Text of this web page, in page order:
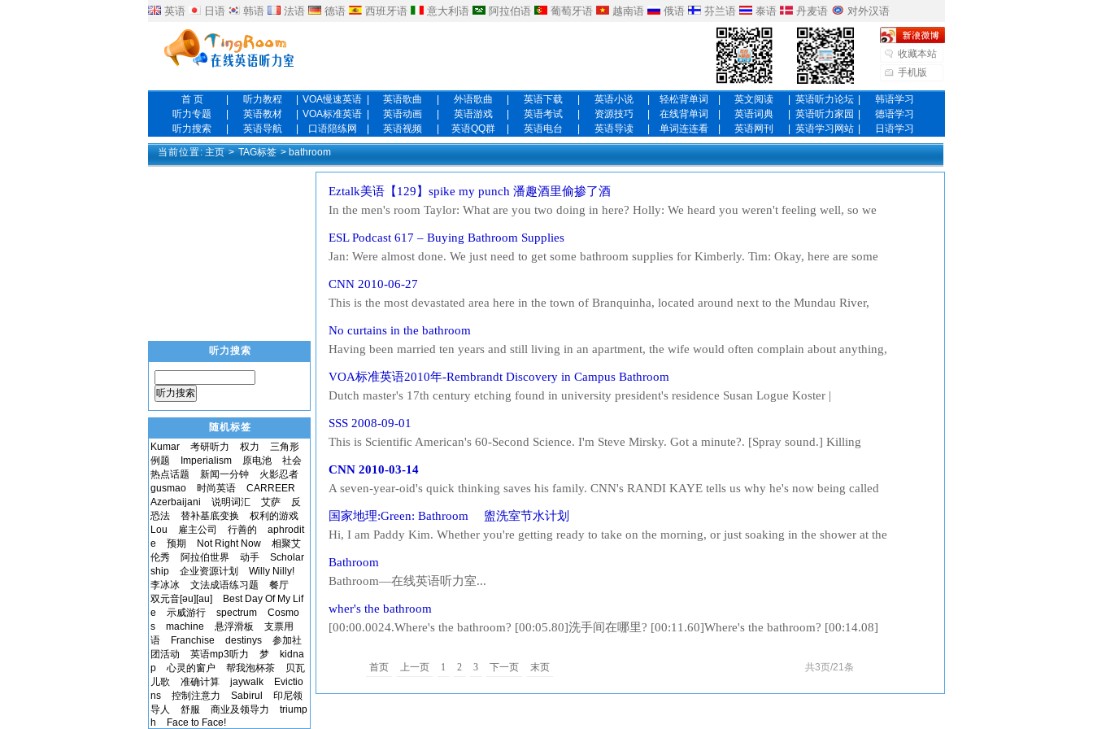
英语 日语 韩语 法语 德语 西班牙语 意大利语 阿拉伯语 葡萄牙语 越南语 俄语 芬兰语 泰语 丹麦语 对外汉语
收藏本站
手机版
首 页 听力教程 VOA慢速英语 英语歌曲 外语歌曲 英语下载 英语小说 轻松背单词 英文阅读 英语听力论坛
韩语学习
听力专题
英语教材 VOA标准英语 英语动画 英语游戏 英语考试 资源技巧 在线背单词 英语词典 英语听力家园
德语学习
听力搜索
英语导航 口语陪练网 英语视频 英语QQ群 英语电台 英语导读 单词连连看 英语网刊 英语学习网站 日语学习
当前位置: 主页 > TAG标签 > bathroom
Eztalk美语【129】spike my punch 潘趣酒里偷掺了酒
In the men's room Taylor: What are you two doing in here? Holly: We heard you weren't feeling well, so we
Holly: Who, Femi? Yeah, Yi-jun saw her...
ESL Podcast 617 – Buying Bathroom Supplies
Jan: Were almost done. We just need to get some bathroom supplies for Kimberly. Tim: Okay, here are some
disinfectant , bowl cleaner , and a...
CNN 2010-06-27
This is the most devastated area here in the town of Branquinha, located around next to the Mundau River,
could have been a bathroom, cou...
No curtains in the bathroom
Having been married ten years and still living in an apartment, the wife would often complain about anything,
new apartment, within their bu...
VOA标准英语2010年-Rembrandt Discovery in Campus Bathroom
Dutch master's 17th century etching found in university president's residence Susan Logue Koster |
bathroom cabinet Watch: Logue Koster report Window...
SSS 2008-09-01
This is Scientific American's 60-Second Science. I'm Steve Mirsky. Got a minute?. [Spray sound.] Killing
Because chemists at the University of Califor...
CNN 2010-03-14
A seven-year-oid's quick thinking saves his family. CNN's RANDI KAYE tells us why he's now being called
packages, like this 7-year-old from California. UNIDENTIFIE...
国家地理:Green: Bathroom 盥洗室节水计划
Hi, I am Paddy Kim. Whether you're getting ready to take on the morning, or just soaking in the shower at the
water used indoors gets consumed...
Bathroom
Bathroom—在线英语听力室...
wher's the bathroom
[00:00.0024.Where's the bathroom? [00:05.80]洗手间在哪里? [00:11.60]Where's the bathroom? [00:14.08]
走吗? [00:23.41]Which w...
共3页/21条
首页 上一页 1 2 3 下一页 末页
听力搜索
听力搜索
随机标签
Kumar
考研听力 权力
三角形
例题
Imperialism 原电池
社会
热点话题
新闻一分钟
火影忍者
gusmao
时尚英语
CARREER
Azerbaijani
说明词汇 艾萨
反
恐法
替补基底变换
权利的游戏
Lou
雇主公司 行善的
aphrodit
e
预期 Not Right Now
相聚艾
伦秀
阿拉伯世界 动手
Scholar
ship
企业资源计划
Willy Nilly!
李冰冰
文法成语练习题
餐厅
双元音[əu][au]
Best Day Of My Lif
e
示威游行 spectrum
Cosmo
s
machine 悬浮滑板
支票用
语
Franchise destinys
参加社
团活动
英语mp3听力 梦
kidna
p
心灵的窗户 帮我泡杯茶
贝瓦
儿歌
准确计算 jaywalk
Evictio
ns
控制注意力 Sabirul
印尼领
导人
舒服 商业及领导力
triump
h
Face to Face!